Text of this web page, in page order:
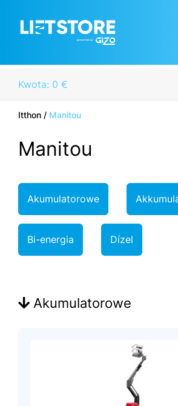
Kwota: 0 €
Itthon / Manitou
Manitou
Akumulatorowe
Bi-energia Dízel
Akumulatorowe